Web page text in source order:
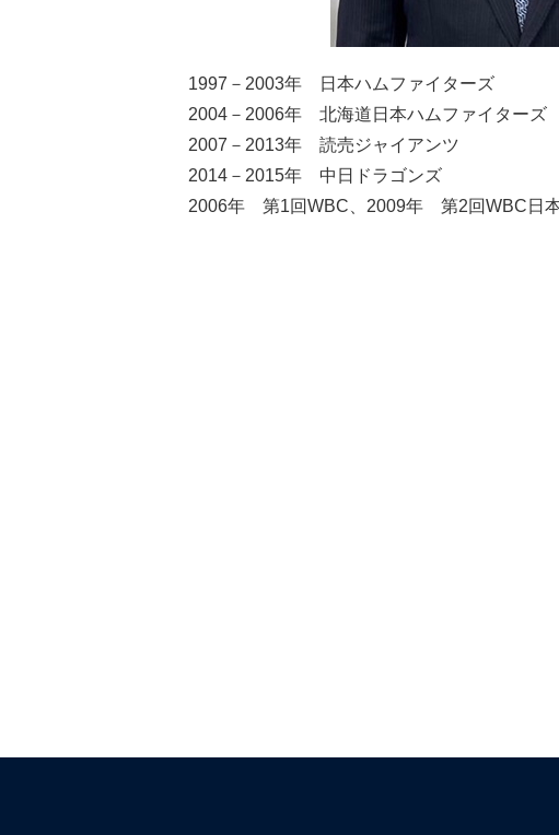
1997－2003年 日本ハムファイターズ
2004－2006年 北海道日本ハムファイターズ
2007－2013年 読売ジャイアンツ
2014－2015年 中日ドラゴンズ
2006年 第1回WBC、2009年 第2回WBC日